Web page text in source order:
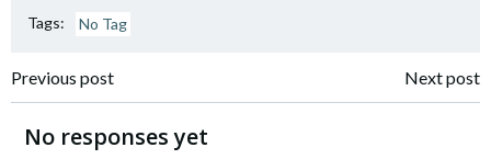
Tags: No Tag
投
稿
Previous post Next post
No responses yet